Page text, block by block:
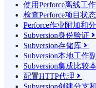
使用Perforce离线工作
检查Perforce项目状态
Perforce作业附加和
Subversion身份验证 
Subversion存储库 
Subversion本地工作
Subversion集成比较
配置HTTP代理 
Subversion创建分支